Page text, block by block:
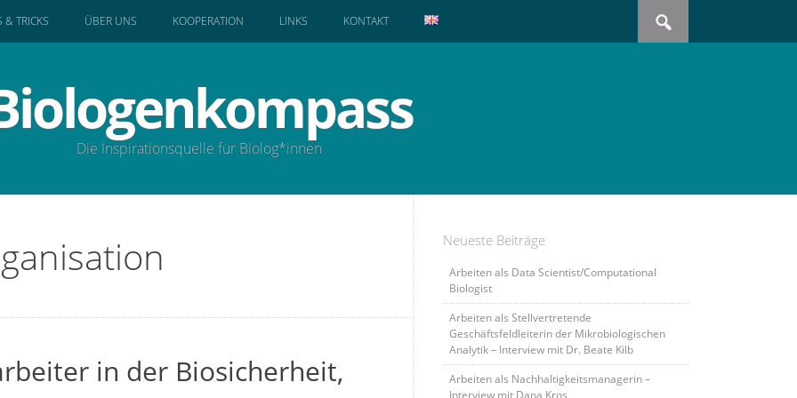
Search
for:
& TRICKS ÜBER UNS KOOPERATION LINKS KONTAKT
Die Inspirationsquelle für Biolog*innen
in der Biosicherheit,
Neueste Beiträge
Arbeiten als Data Scientist/Computational
Biologist
Arbeiten als Stellvertretende
Geschäftsfeldleiterin der Mikrobiologischen
Analytik – Interview mit Dr. Beate Kilb
Arbeiten als Nachhaltigkeitsmanagerin –
Interview mit Dana Kros